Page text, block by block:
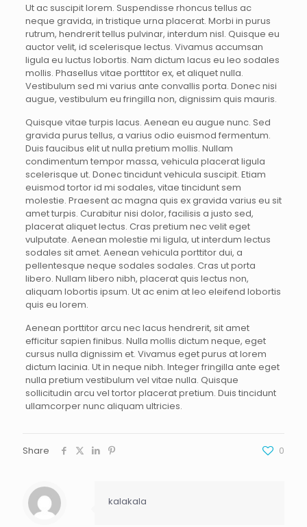
Ut ac suscipit lorem. Suspendisse rhoncus tellus ac
neque gravida, in tristique urna placerat. Morbi in purus
rutrum, hendrerit tellus pulvinar, interdum nisl. Quisque eu
auctor velit, id scelerisque lectus. Vivamus accumsan
ligula eu luctus lobortis. Nam dictum lacus eu leo sodales
mollis. Phasellus vitae porttitor ex, et aliquet nulla.
Vestibulum sed mi varius ante convallis porta. Donec nisi
augue, vestibulum eu fringilla non, dignissim quis mauris.
Quisque vitae turpis lacus. Aenean eu augue nunc. Sed
gravida purus tellus, a varius odio euismod fermentum.
Duis faucibus elit ut nulla pretium mollis. Nullam
condimentum tempor massa, vehicula placerat ligula
scelerisque ut. Donec tincidunt vehicula suscipit. Etiam
euismod tortor id mi sodales, vitae tincidunt sem
molestie. Praesent ac magna quis ex gravida varius eu sit
amet turpis. Curabitur nisi dolor, facilisis a justo sed,
placerat aliquet lectus. Cras pretium nec velit eget
vulputate. Aenean molestie mi ligula, ut interdum lectus
sodales sit amet. Aenean vehicula porttitor dui, a
pellentesque neque sodales sodales. Cras ut porta
libero. Nullam libero nibh, placerat quis lectus non,
aliquam lobortis ipsum. Ut ac enim at leo eleifend lobortis
quis eu lorem.
Aenean porttitor arcu nec lacus hendrerit, sit amet
efficitur sapien finibus. Nulla mollis dictum neque, eget
cursus nulla dignissim et. Vivamus eget purus at lorem
dictum lacinia. Ut in neque nibh. Integer fringilla ante eget
nulla pretium vestibulum vel vitae nulla. Quisque
sollicitudin arcu vel tortor placerat pretium. Duis tincidunt
ullamcorper nunc aliquam ultricies.
Share 0
kalakala